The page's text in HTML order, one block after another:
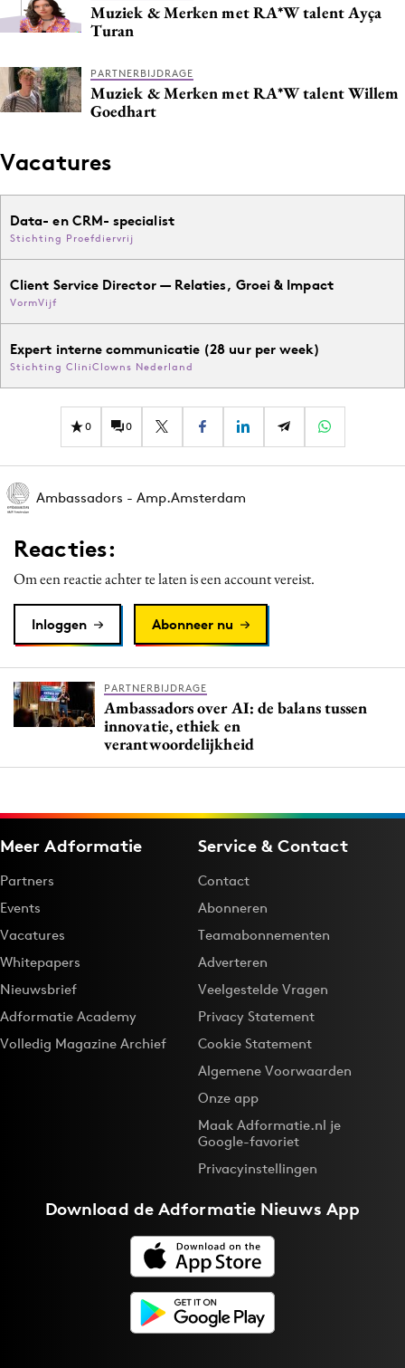
Muziek & Merken met RA*W talent Ayça
Turan
PARTNERBIJDRAGE
Muziek & Merken met RA*W talent Willem
Goedhart
Vacatures
Data- en CRM- specialist
Stichting Proefdiervrij
Client Service Director — Relaties, Groei & Impact
VormVijf
Expert interne communicatie (28 uur per week)
Stichting CliniClowns Nederland
0 0
Ambassadors - Amp.Amsterdam
Reacties:
Om een reactie achter te laten is een account vereist.
Inloggen Abonneer nu
PARTNERBIJDRAGE
Ambassadors over AI: de balans tussen
innovatie, ethiek en
verantwoordelijkheid
Meer Adformatie
Partners
Events
Vacatures
Whitepapers
Nieuwsbrief
Adformatie Academy
Volledig Magazine Archief
Service & Contact
Contact
Abonneren
Teamabonnementen
Adverteren
Veelgestelde Vragen
Privacy Statement
Cookie Statement
Algemene Voorwaarden
Onze app
Maak Adformatie.nl je
Google-favoriet
Privacyinstellingen
Download deAdformatie Nieuws App